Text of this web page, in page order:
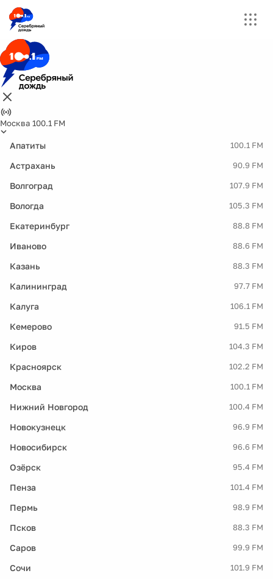
Москва 100.1 FM
Апатиты 100.1 FM
Астрахань 90.9 FM
Волгоград 107.9 FM
Вологда 105.3 FM
Екатеринбург 88.8 FM
Иваново 88.6 FM
Казань 88.3 FM
Калининград 97.7 FM
Калуга 106.1 FM
Кемерово 91.5 FM
Киров 104.3 FM
Красноярск 102.2 FM
Москва 100.1 FM
Нижний Новгород 100.4 FM
Новокузнецк 96.9 FM
Новосибирск 96.6 FM
Озёрск 95.4 FM
Пенза 101.4 FM
Пермь 98.9 FM
Псков 88.3 FM
Саров 99.9 FM
Сочи 101.9 FM